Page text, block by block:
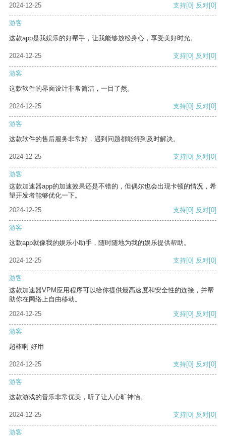
2024-12-25 支持[0] 反对[0]
游客
这款app是我娱乐的好帮手，让我能够放松身心，享受美好时光。
2024-12-25 支持[0] 反对[0]
游客
这款软件的界面设计非常简洁，一目了然。
2024-12-25 支持[0] 反对[0]
游客
这款软件的售后服务非常好，遇到问题都能得到及时解决。
2024-12-25 支持[0] 反对[0]
游客
这款加速器app的加速效果还是不错的，但偶尔也会出现卡顿的情况，希
望开发者能够优化一下。
2024-12-25
支持[0] 反对[0]
游客
这款app就像我的娱乐小助手，随时随地为我的娱乐提供帮助。
2024-12-25 支持[0] 反对[0]
游客
这款加速器VPM应用程序可以给你提供最高速度和安全性的连接，并帮
助你在网络上自由移动。
2024-12-25
支持[0] 反对[0]
游客
超棒啊 好用
2024-12-25 支持[0] 反对[0]
游客
这款游戏的音乐非常优美，听了让人心旷神怡。
2024-12-25 支持[0] 反对[0]
游客